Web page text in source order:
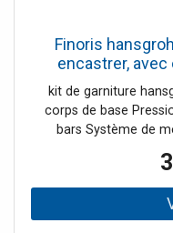
Finoris
encastrer,
kit de garniture
corps de base
bars Système de
automatique avec
sécurité